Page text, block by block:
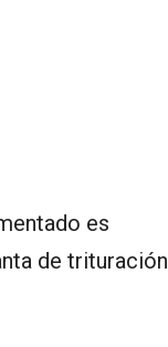
es
de trituración